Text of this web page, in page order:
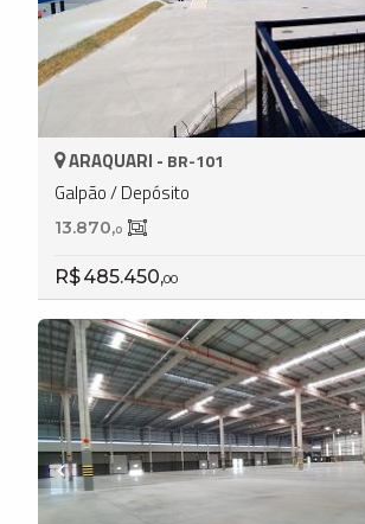
ARAQUARI - BR-101
Galpão / Depósito
13.870,0
R$ 485.450,00